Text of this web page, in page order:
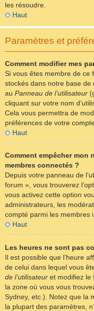
les résoudre.
Haut
Paramètres et
Comment modifier mes
Si vous êtes membre de ce
stockés dans notre base de
au Panneau de l’utilisateur
cliquant sur votre nom
Cela vous permettra de
préférences de votre
Haut
Comment empêcher mon
membres connectés ?
Depuis votre panneau de
forum », vous trouverez
vous activez cette option
administrateurs, les
compté parmi les membres
Haut
Les heures ne sont pas
Il est possible que l’heure
de celui dans lequel vous
de l’utilisateur et modifiez le
la zone où vous vous
Sydney, etc.). Notez que la
la plupart des paramètres,